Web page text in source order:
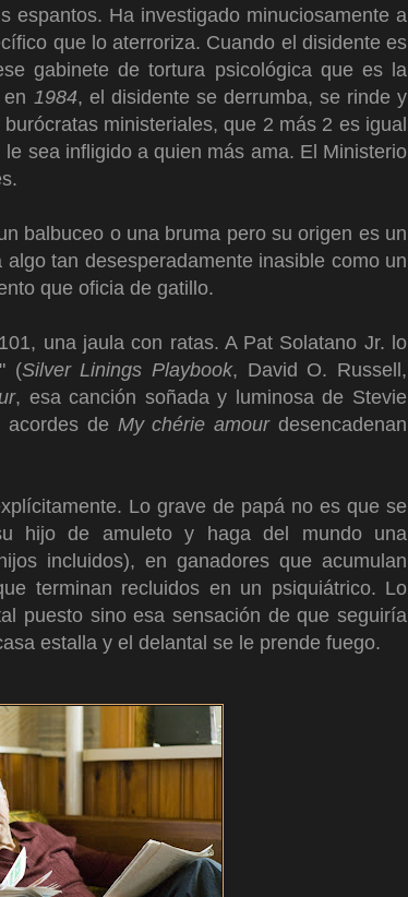
espantos. Ha investigado minuciosamente a
que lo aterroriza. Cuando el disidente es
gabinete de tortura psicológica que es la
1984, el disidente se derrumba, se rinde y
ministeriales, que 2 más 2 es igual
sea infligido a quien más ama. El Ministerio
balbuceo o una bruma pero su origen es un
tan desesperadamente inasible como un
que oficia de gatillo.
una jaula con ratas. A Pat Solatano Jr. lo
(Silver Linings Playbook, David O. Russell,
, esa canción soñada y luminosa de Stevie
acordes de My chérie amourdesencadenan
Lo grave de papá no es que se
hijo de amuleto y haga del mundo una
incluidos), en ganadores que acumulan
terminan recluidos en un psiquiátrico. Lo
puesto sino esa sensación de que seguiría
estalla y el delantal se le prende fuego.